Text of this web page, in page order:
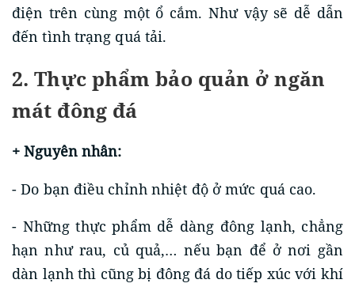
điện trên cùng một ổ cắm. Như vậy sẽ dễ dẫn
đến tình trạng quá tải.
2. Thực phẩm bảo quản ở ngăn
mát đông đá
+ Nguyên nhân:
- Do bạn điều chỉnh nhiệt độ ở mức quá cao.
- Những thực phẩm dễ dàng đông lạnh, chẳng
hạn như rau, củ quả,… nếu bạn để ở nơi gần
dàn lạnh thì cũng bị đông đá do tiếp xúc với khí